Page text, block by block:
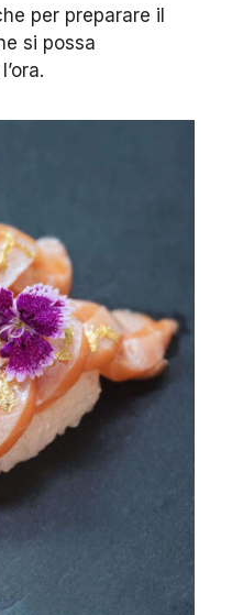
per preparare il
si possa